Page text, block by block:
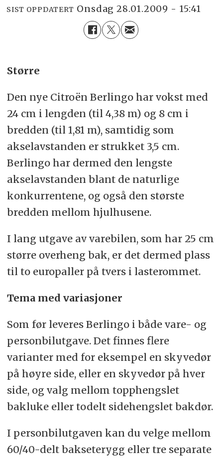
SIST OPPDATERT onsdag 28.01.2009 - 15:41
Større
Den nye Citroën Berlingo har vokst med
24 cm i lengden (til 4,38 m) og 8 cm i
bredden (til 1,81 m), samtidig som
akselavstanden er strukket 3,5 cm.
Berlingo har dermed den lengste
akselavstanden blant de naturlige
konkurrentene, og også den største
bredden mellom hjulhusene.
I lang utgave av varebilen, som har 25 cm
større overheng bak, er det dermed plass
til to europaller på tvers i lasterommet.
Tema med variasjoner
Som før leveres Berlingo i både vare- og
personbilutgave. Det finnes flere
varianter med for eksempel en skyvedør
på høyre side, eller en skyvedør på hver
side, og valg mellom topphengslet
bakluke eller todelt sidehengslet bakdør.
I personbilutgaven kan du velge mellom
60/40-delt bakseterygg eller tre separate